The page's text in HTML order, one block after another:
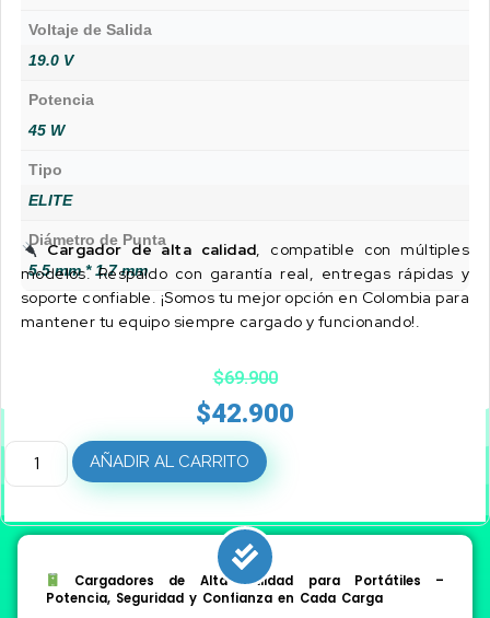
Voltaje de Salida
19.0 V
Potencia
45 W
Tipo
ELITE
Diámetro de Punta
5.5 mm * 1.7 mm
Cargador de alta calidad, compatible con múltiples
modelos. Respaldo con garantía real, entregas rápidas y
soporte confiable. ¡Somos tu mejor opción en Colombia para
mantener tu equipo siempre cargado y funcionando!.
$69.900
$42.900
AÑADIR AL CARRITO
Cargadores de Alta Calidad para Portátiles –
Potencia, Seguridad y Confianza en Cada Carga